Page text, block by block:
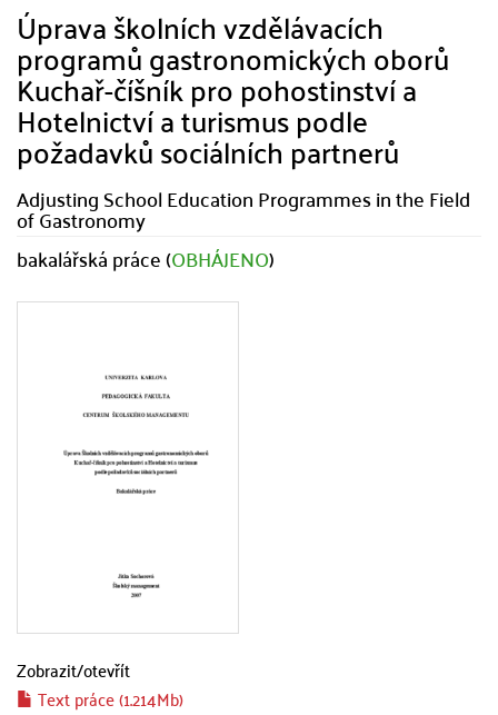
Úprava školních vzdělávacích
programů gastronomických oborů
Kuchař-číšník pro pohostinství a
Hotelnictví a turismus podle
požadavků sociálních partnerů
Adjusting School Education Programmes in the Field
of Gastronomy
bakalářská práce (OBHÁJENO)
Zobrazit/otevřít
Text práce (1.214Mb)